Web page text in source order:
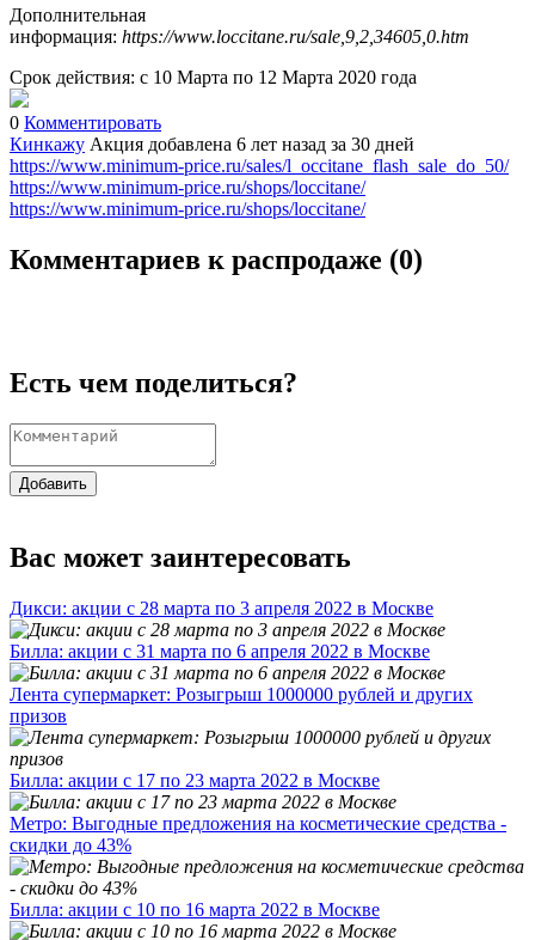
Дополнительная
информация: https://www.loccitane.ru/sale,9,2,34605,0.htm
Срок действия: с 10 Марта по 12 Марта 2020 года
0 Комментировать
Кинкажу Акция добавлена 6 лет назад за 30 дней
https://www.minimum-price.ru/sales/l_occitane_flash_sale_do_50/
https://www.minimum-price.ru/shops/loccitane/
https://www.minimum-price.ru/shops/loccitane/
Комментариев к распродаже (0)
Есть чем поделиться?
Добавить
Вас может заинтересовать
Дикси: акции с 28 марта по 3 апреля 2022 в Москве
Билла: акции с 31 марта по 6 апреля 2022 в Москве
Лента супермаркет: Розыгрыш 1000000 рублей и других
призов
Билла: акции с 17 по 23 марта 2022 в Москве
Метро: Выгодные предложения на косметические средства -
скидки до 43%
Билла: акции с 10 по 16 марта 2022 в Москве